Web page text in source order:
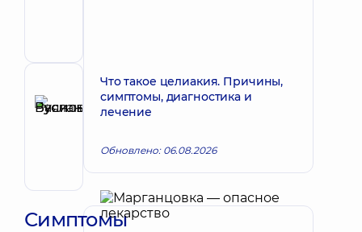
Рецензент
Буяновский
Васильевич
Симптомы
Что такое целиакия. Причины,
симптомы, диагностика и
лечение
Обновлено: 06.08.2026